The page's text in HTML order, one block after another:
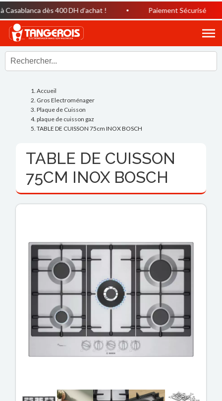
dès 400 DH d’achat ! Paiement Sécurisé
Accueil
Gros Electroménager
Plaque de Cuisson
plaque de cuisson gaz
TABLE DE CUISSON 75cm INOX BOSCH
TABLE DE CUISSON
75CM INOX BOSCH